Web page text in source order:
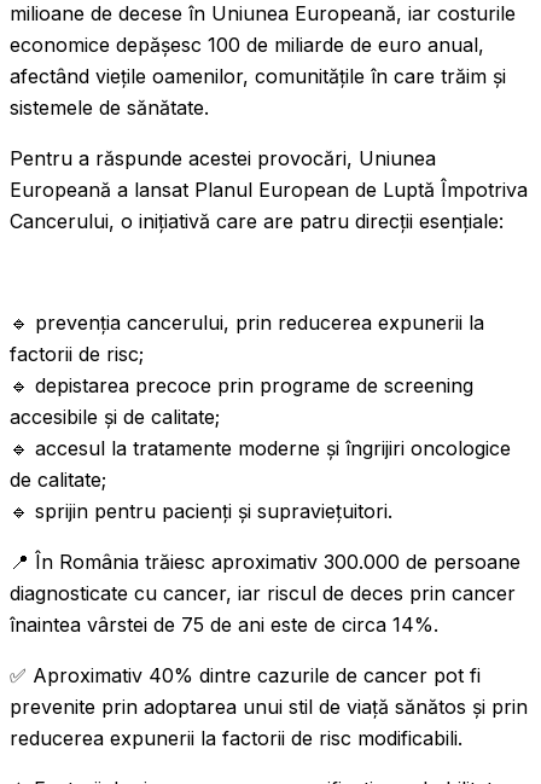
milioane de decese în Uniunea Europeană, iar costurile
economice depășesc 100 de miliarde de euro anual,
afectând viețile oamenilor, comunitățile în care trăim și
sistemele de sănătate.
Pentru a răspunde acestei provocări, Uniunea
Europeană a lansat Planul European de Luptă Împotriva
Cancerului, o inițiativă care are patru direcții esențiale:
🔹 prevenția cancerului, prin reducerea expunerii la
factorii de risc;
🔹 depistarea precoce prin programe de screening
accesibile și de calitate;
🔹 accesul la tratamente moderne și îngrijiri oncologice
de calitate;
🔹 sprijin pentru pacienți și supraviețuitori.
📍 În România trăiesc aproximativ 300.000 de persoane
diagnosticate cu cancer, iar riscul de deces prin cancer
înaintea vârstei de 75 de ani este de circa 14%.
✅ Aproximativ 40% dintre cazurile de cancer pot fi
prevenite prin adoptarea unui stil de viață sănătos și prin
reducerea expunerii la factorii de risc modificabili.